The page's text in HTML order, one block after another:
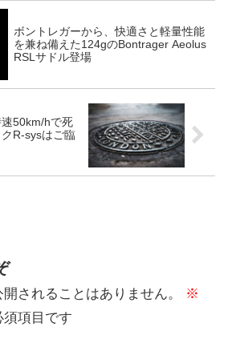
ボントレガーから、快適さと軽量性能
を兼ね備えた124gのBontrager Aeolus
RSLサドル登場
50km/hで死
R-sysはご臨
されることはありません。
※
項目です